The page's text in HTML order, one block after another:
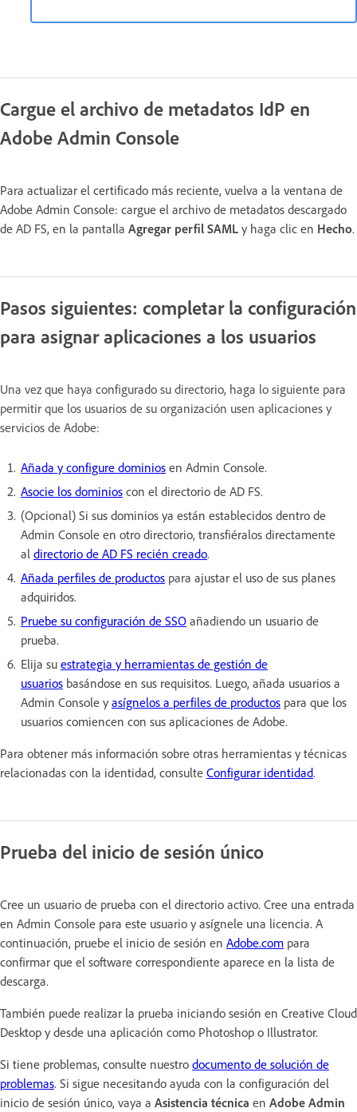
Cargue el archivo de metadatos IdP en
Adobe Admin Console
Para actualizar el certificado más reciente, vuelva a la ventana de
Adobe Admin Console: cargue el archivo de metadatos descargado
de AD FS, en la pantalla Agregar perfil SAML y haga clic en Hecho.
Pasos siguientes: completar la configuración
para asignar aplicaciones a los usuarios
Una vez que haya configurado su directorio, haga lo siguiente para
permitir que los usuarios de su organización usen aplicaciones y
servicios de Adobe:
Añada y configure dominios en Admin Console.
Asocie los dominios con el directorio de AD FS.
(Opcional) Si sus dominios ya están establecidos dentro de
Admin Console en otro directorio, transfiéralos directamente
al directorio de AD FS recién creado.
Añada perfiles de productos para ajustar el uso de sus planes
adquiridos.
Pruebe su configuración de SSO añadiendo un usuario de
prueba.
Elija su estrategia y herramientas de gestión de
usuarios basándose en sus requisitos. Luego, añada usuarios a
Admin Console y asígnelos a perfiles de productos para que los
usuarios comiencen con sus aplicaciones de Adobe.
Para obtener más información sobre otras herramientas y técnicas
relacionadas con la identidad, consulte Configurar identidad.
Prueba del inicio de sesión único
Cree un usuario de prueba con el directorio activo. Cree una entrada
en Admin Console para este usuario y asígnele una licencia. A
continuación, pruebe el inicio de sesión en Adobe.com para
confirmar que el software correspondiente aparece en la lista de
descarga.
También puede realizar la prueba iniciando sesión en Creative Cloud
Desktop y desde una aplicación como Photoshop o Illustrator.
Si tiene problemas, consulte nuestro documento de solución de
problemas. Si sigue necesitando ayuda con la configuración del
inicio de sesión único, vaya a Asistencia técnica en Adobe Admin